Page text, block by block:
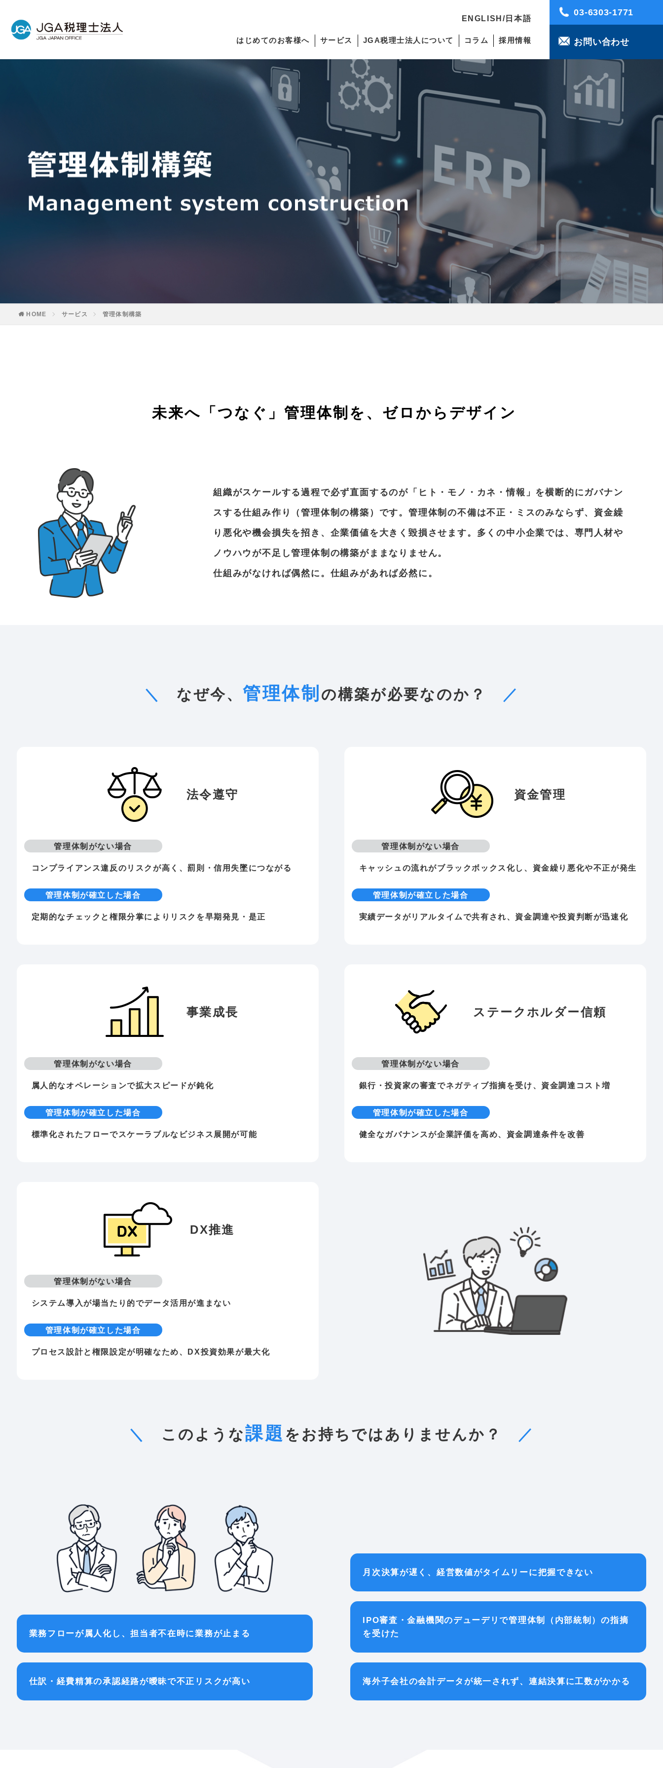
ENGLISH / 日本語
はじめてのお客様へ サービス JGA税理士法人について コラム 採用情報
03-6303-1771
お問い合わせ
HOME サービス 管理体制構築
未来へ「つなぐ」管理体制を、 ゼロからデザイン
組織がスケールする過程で必ず直面するのが「ヒト・モノ・カネ・情報」を横断的にガバナン
スする仕組み作り（管理体制の構築）です。管理体制の不備は不正・ミスのみならず、資金繰
り悪化や機会損失を招き、企業価値を大きく毀損させます。多くの中小企業では、専門人材や
ノウハウが不足し管理体制の構築がままなりません。
仕組みがなければ偶然に。仕組みがあれば必然に。
＼ なぜ今、管理体制 の構築が必要なのか？ ／
法令遵守
管理体制がない場合
コンプライアンス違反のリスクが高く、罰則・信用失墜につながる
管理体制が確立した場合
定期的なチェックと権限分掌によりリスクを早期発見・是正
資金管理
管理体制がない場合
キャッシュの流れがブラックボックス化し、資金繰り悪化や不正が発生
管理体制が確立した場合
実績データがリアルタイムで共有され、資金調達や投資判断が迅速化
事業成長
管理体制がない場合
属人的なオペレーションで拡大スピードが鈍化
管理体制が確立した場合
標準化されたフローでスケーラブルなビジネス展開が可能
ステークホルダー信頼
管理体制がない場合
銀行・投資家の審査でネガティブ指摘を受け、資金調達コスト増
管理体制が確立した場合
健全なガバナンスが企業評価を高め、資金調達条件を改善
DX推進
管理体制がない場合
システム導入が場当たり的でデータ活用が進まない
管理体制が確立した場合
プロセス設計と権限設定が明確なため、DX投資効果が最大化
＼ このような課題 をお持ちではありませんか？ ／
業務フローが属人化し、担当者不在時に業務が止まる
仕訳・経費精算の承認経路が曖昧で不正リスクが高い
月次決算が遅く、経営数値がタイムリーに把握できない
IPO審査・金融機関のデューデリで管理体制（内部統制）の指摘
を受けた
海外子会社の会計データが統一されず、連結決算に工数がかかる